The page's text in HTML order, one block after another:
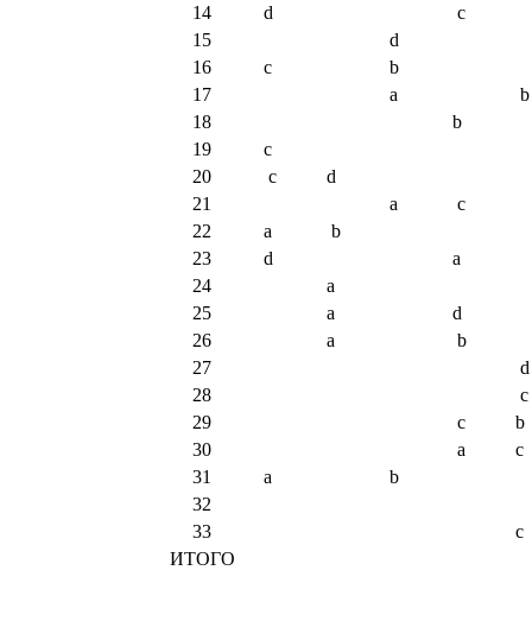
14
d
c
15
d
16
c
b
17
a
b
18
b
19
c
20
c
d
21
a
c
22
a
b
23
d
a
24
a
25
a
d
26
a
b
27
d
28
c
29
c
b
30
a
c
31
a
b
32
33
c
ИТОГО